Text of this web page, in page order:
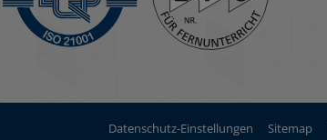
Datenschutz-Einstellungen Sitemap